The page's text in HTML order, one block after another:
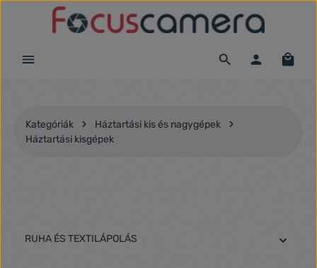
Ugrás a fő tartalomra
Kategóriák
Háztartási kis és nagygépek
Háztartási kisgépek
RUHA ÉS TEXTILÁPOLÁS